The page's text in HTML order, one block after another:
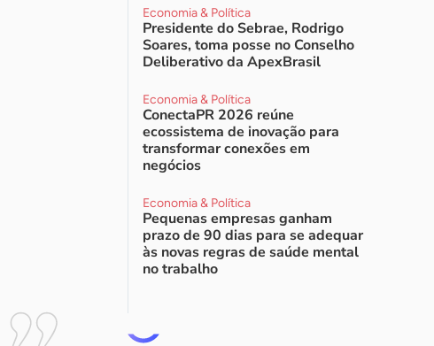
Economia & Política
Presidente do Sebrae, Rodrigo
Soares, toma posse no Conselho
Deliberativo da ApexBrasil
Economia & Política
ConectaPR 2026 reúne
ecossistema de inovação para
transformar conexões em
negócios
Economia & Política
Pequenas empresas ganham
prazo de 90 dias para se adequar
às novas regras de saúde mental
no trabalho